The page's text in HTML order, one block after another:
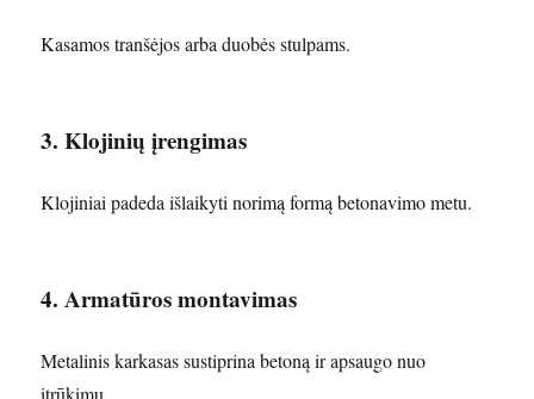
Kasamos tranšėjos arba duobės stulpams.
3. Klojinių įrengimas
Klojiniai padeda išlaikyti norimą formą betonavimo metu.
4. Armatūros montavimas
Metalinis karkasas sustiprina betoną ir apsaugo nuo
įtrūkimų.